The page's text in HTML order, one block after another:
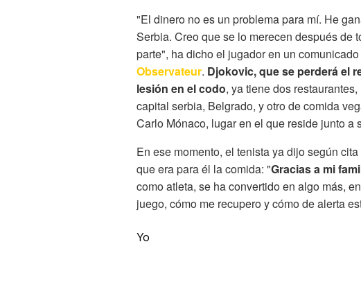
"El dinero no es un problema para mí. He
Serbia. Creo que se lo merecen después de
parte", ha dicho el jugador en un comunicado
Observateur. Djokovic, que se perderá el
lesión en el codo, ya tiene dos
capital serbia, Belgrado, y otro de comida
Carlo Mónaco, lugar en el que reside junto a
En ese momento, el tenista ya dijosegún
que era para él la comida: "Gracias a mi
como atleta, se ha convertido en algo más,
juego, cómo me recupero y cómo de alerta
Yo